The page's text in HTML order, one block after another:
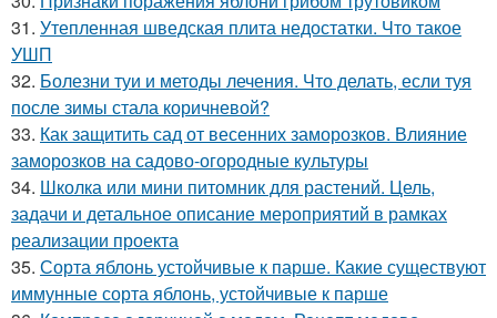
31. Утепленная шведская плита недостатки. Что такое
УШП
32. Болезни туи и методы лечения. Что делать, если туя
после зимы стала коричневой?
33. Как защитить сад от весенних заморозков. Влияние
заморозков на садово-огородные культуры
34. Школка или мини питомник для растений. Цель,
задачи и детальное описание мероприятий в рамках
реализации проекта
35. Сорта яблонь устойчивые к парше. Какие существуют
иммунные сорта яблонь, устойчивые к парше